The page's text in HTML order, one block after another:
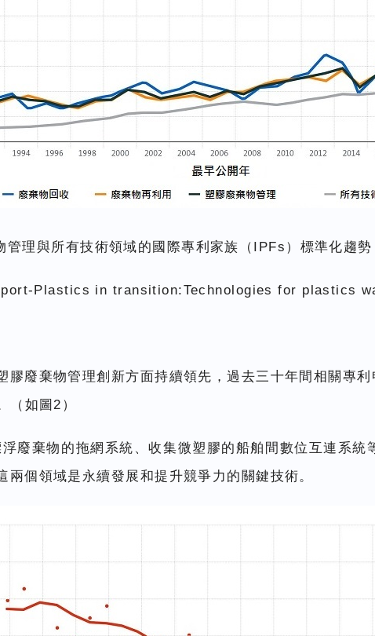
管理與所有技術領域的國際專利家族（IPFs）標準化趨勢
Plastics in transition:Technologies for plastics
膠廢棄物管理創新方面持續領先，過去三十年間相關專
（如圖2）
廢棄物的拖網系統、收集微塑膠的船舶間數位互連系
個領域是永續發展和提升競爭力的關鍵技術。